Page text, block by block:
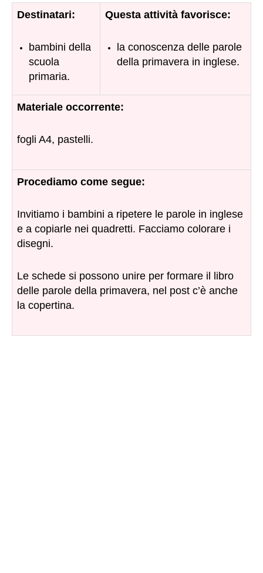
Destinatari:
bambini della
scuola
primaria.
Questa attività favorisce:
la conoscenza delle parole
della primavera in inglese.
Materiale occorrente:
fogli A4, pastelli.
Procediamo come segue:
Invitiamo i bambini a ripetere le parole in inglese
e a copiarle nei quadretti. Facciamo colorare i
disegni.
Le schede si possono unire per formare il libro
delle parole della primavera, nel post c’è anche
la copertina.